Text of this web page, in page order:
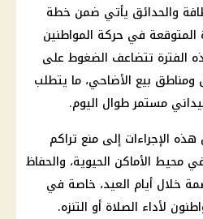
والحدائق يأتي ضمن خطة
المتوقعة في حركة المواطنين
الفترة تتضاعف الضغوط على
ومناطق بيع الأضاحي، ما يتطلب
مستمر طوال اليوم.
الإجراءات إلى منع تراكم
محيط الأماكن الحيوية، والحفاظ
خلال أيام العيد، خاصة في
لأداء الصلاة أو التنزه.